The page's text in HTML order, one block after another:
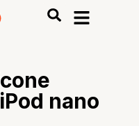
nano